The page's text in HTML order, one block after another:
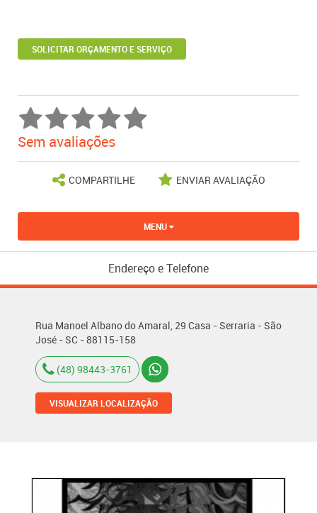
SOLICITAR ORÇAMENTO E SERVIÇO
Sem avaliações
COMPARTILHE ENVIAR AVALIAÇÃO
MENU
Endereço e Telefone
Rua Manoel Albano do Amaral, 29 Casa - Serraria - São
José - SC - 88115-158
(48) 98443-3761
VISUALIZAR LOCALIZAÇÃO